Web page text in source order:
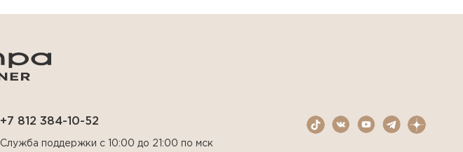
+7 812 384-10-52
Служба поддержки с 10:00 до 21:00 по мск